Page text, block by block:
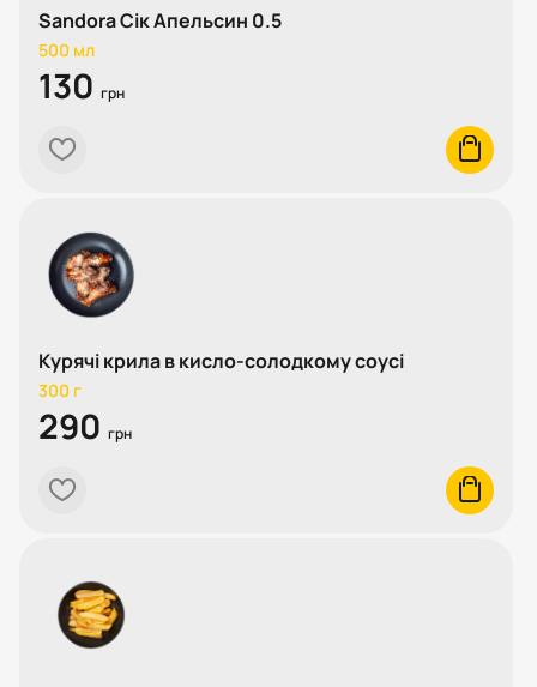
Sandora Сік Апельсин 0.5
500 мл
130 грн
heart cart
Курячі крила в кисло-солодкому соусі
300 г
290 грн
heart cart